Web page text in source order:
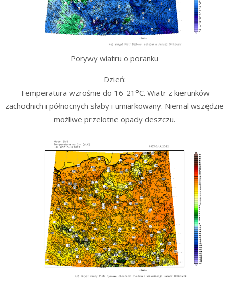
Porywy wiatru o poranku
Dzień:
Temperatura wzrośnie do 16-21°C. Wiatr z kierunków
zachodnich i północnych słaby i umiarkowany. Niemal wszędzie
możliwe przelotne opady deszczu.